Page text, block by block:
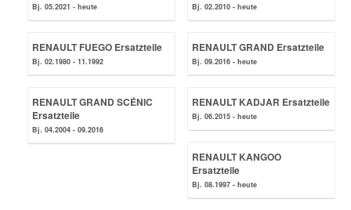
Bj. 05.2021 - heute Bj. 02.2010 - heute
RENAULT FUEGO Ersatzteile
Bj. 02.1980 - 11.1992
RENAULT GRAND Ersatzteile
Bj. 09.2016 - heute
RENAULT GRAND SCÉNIC
Ersatzteile
Bj. 04.2004 - 09.2016
RENAULT KADJAR Ersatzteile
Bj. 06.2015 - heute
RENAULT KANGOO
Ersatzteile
Bj. 08.1997 - heute